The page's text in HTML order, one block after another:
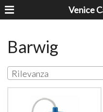
Venice
Barwig
Rilevanza